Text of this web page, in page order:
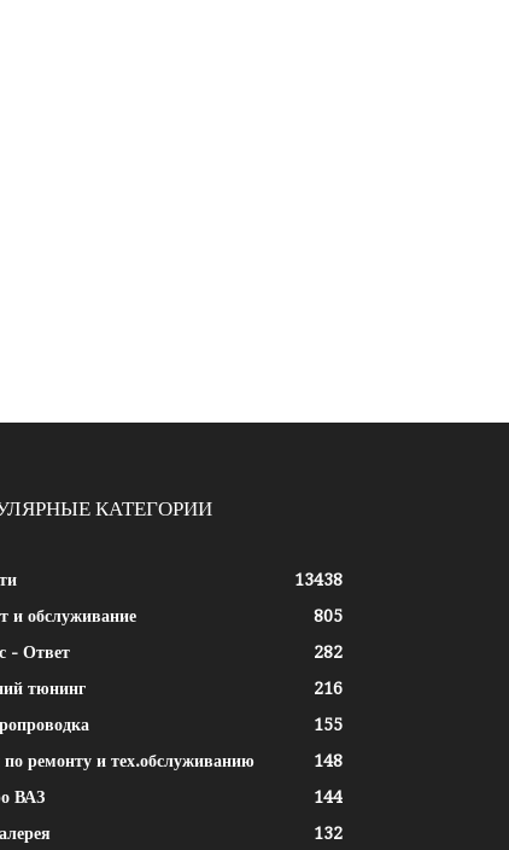
КАТЕГОРИИ
13438
и обслуживание
805
- Ответ
282
тюнинг
216
155
ремонту и тех.обслуживанию
148
ВАЗ
144
132